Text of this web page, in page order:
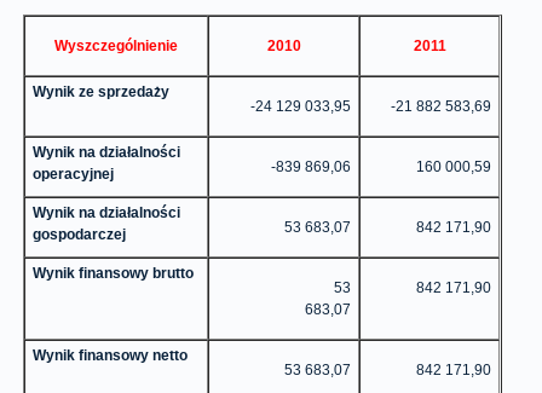
Wyszczególnienie 2010 2011
Wynik ze sprzedaży
-24 129 033,95
-21 882 583,69
Wynik na działalności
operacyjnej
-839 869,06 160 000,59
Wynik na działalności
gospodarczej
53 683,07 842 171,90
Wynik finansowy brutto
53
683,07
842 171,90
Wynik finansowy netto
53 683,07
842 171,90